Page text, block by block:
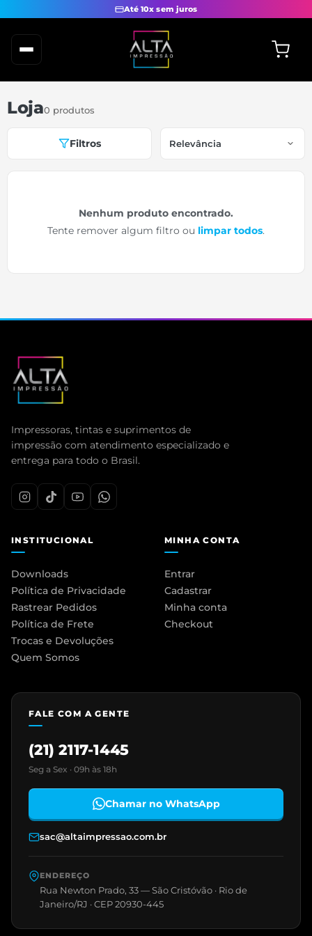
Até 10x sem juros
Loja0 produtos
Filtros
Nenhum produto encontrado.
Tente remover algum filtro ou limpar todos.
Impressoras, tintas e suprimentos de
impressão com atendimento especializado e
entrega para todo o Brasil.
INSTITUCIONAL
Downloads
Política de Privacidade
Rastrear Pedidos
Política de Frete
Trocas e Devoluções
Quem Somos
MINHA CONTA
Entrar
Cadastrar
Minha conta
Checkout
FALE COM A GENTE
(21) 2117-1445
Seg a Sex · 09h às 18h
Chamar no WhatsApp
sac@altaimpressao.com.br
ENDEREÇO
Rua Newton Prado, 33 — São Cristóvão · Rio de
Janeiro/RJ · CEP 20930-445